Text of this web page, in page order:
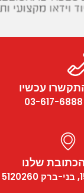
עכשיו
03-617-6888
הכתובת שלנו